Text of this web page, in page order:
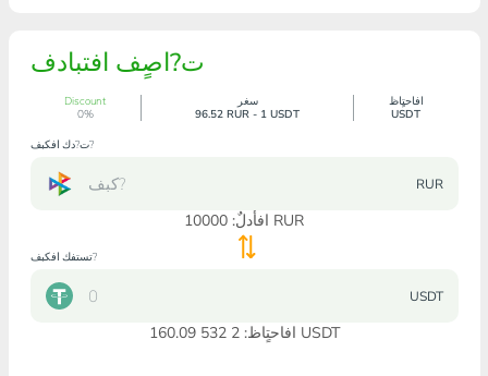
ت?اصٍف افتبادف
Discount
0%
سغر
96.52 RUR - 1 USDT
افاحتٍاظ
USDT
ت?دك افكبف?
RUR
افأدلٌ: 10000 RUR
تستفك افكبف?
USDT
افاحتٍاظ: 2 532 160.09 USDT